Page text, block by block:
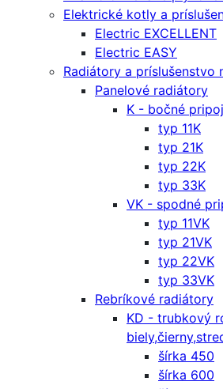
Elektrické kotly a
Electric EXCELLENT
Electric EASY
Radiátory a príslušenstvo
Panelové radiátory
K - bočné
typ 11K
typ 21K
typ 22K
typ 33K
VK - spodné
typ 11VK
typ 21VK
typ 22VK
typ 33VK
Rebríkové radiátory
KD - trubkový
šírka 450
šírka 600